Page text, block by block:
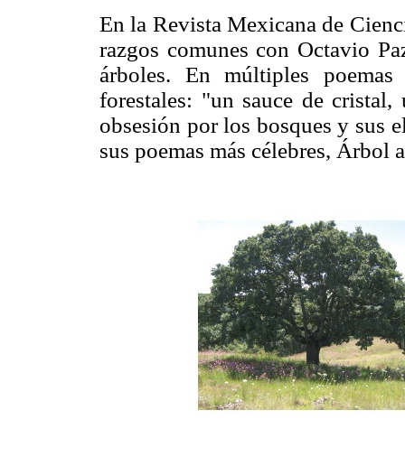
En la Revista Mexicana de
razgos comunes con Octavio
árboles. En múltiples
forestales: "un sauce de
obsesión por los bosques y sus
sus poemas más célebres, Árbol